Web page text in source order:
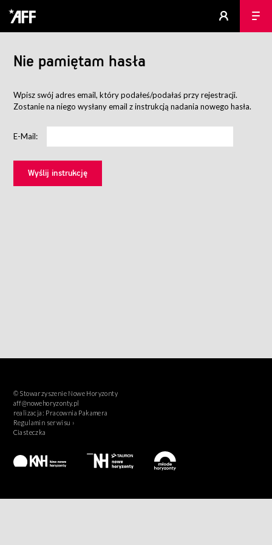
Nie pamiętam hasła
Wpisz swój adres email, który podałeś/podałaś przy rejestracji.
Zostanie na niego wysłany email z instrukcją nadania nowego hasła.
E-Mail:
© Stowarzyszenie Nowe Horyzonty
aff@nowehoryzonty.pl
realizacja: Pracownia Pakamera
Regulamin serwisu ›
Ciasteczka